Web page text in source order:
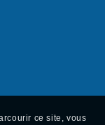
ce site, vous